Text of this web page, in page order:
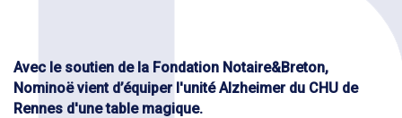
Avec le soutien de la Fondation Notaire&Breton,
Nominoë vient d’équiper l'unité Alzheimer du CHU de
Rennes d'une table magique.